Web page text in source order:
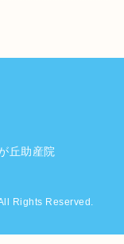
丘助産院
Rights Reserved.